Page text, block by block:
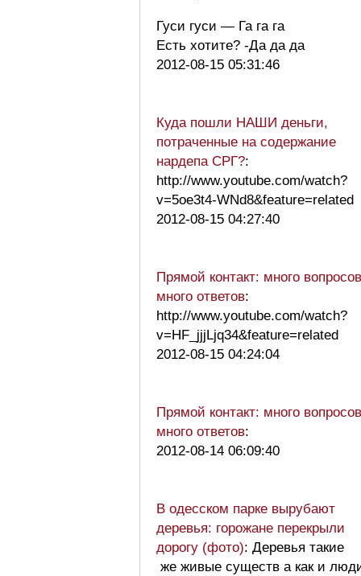
Гуси гуси — Га га га
Есть хотите? -Да да да
2012-08-15 05:31:46
Куда пошли НАШИ деньги,
потраченные на содержание
нардепа СРГ?:
http://www.youtube.com/watch?
v=5oe3t4-WNd8&feature=related
2012-08-15 04:27:40
Прямой контакт: много
много ответов:
http://www.youtube.com/watch?
v=HF_jjjLjq34&feature=related
2012-08-15 04:24:04
Прямой контакт: много
много ответов:
2012-08-14 06:09:40
В одесском парке вырубают
деревья: горожане перекрыли
дорогу (фото): Деревья такие
же живые существ а как и